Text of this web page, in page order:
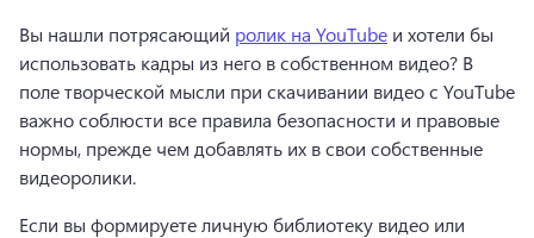
Вы нашли потрясающий ролик на YouTube и хотели бы
использовать кадры из него в собственном видео? В
поле творческой мысли при скачивании видео с YouTube
важно соблюсти все правила безопасности и правовые
нормы, прежде чем добавлять их в свои собственные
видеоролики.
Если вы формируете личную библиотеку видео или